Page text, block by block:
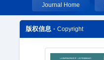
Journal Home
版权信息 · Copyright